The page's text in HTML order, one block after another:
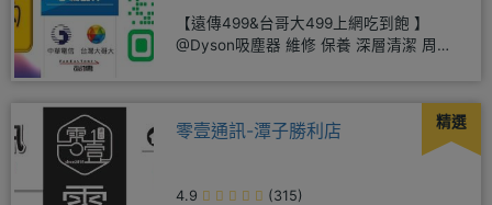
【遠傳499&台哥大499上網吃到飽 】
@Dyson吸塵器 維修 保養 深層清潔 周邊
精選
零壹通訊-潭子勝利店
4.9
(315)